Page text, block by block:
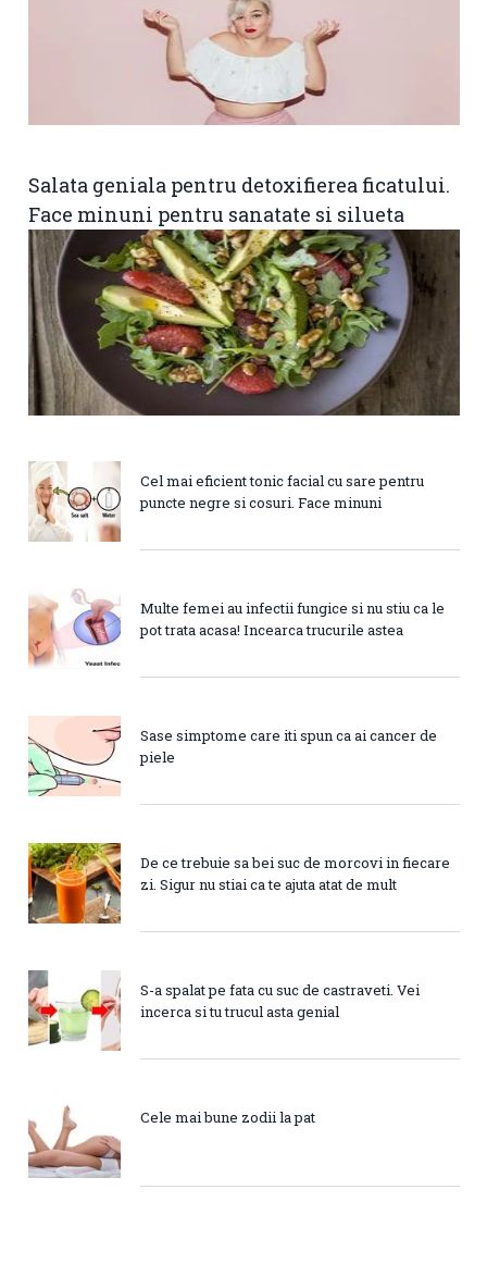
Salata geniala pentru detoxifierea ficatului.
Face minuni pentru sanatate si silueta
Cel mai eficient tonic facial cu sare pentru
puncte negre si cosuri. Face minuni
Multe femei au infectii fungice si nu stiu ca le
pot trata acasa! Incearca trucurile astea
Sase simptome care iti spun ca ai cancer de
piele
De ce trebuie sa bei suc de morcovi in fiecare
zi. Sigur nu stiai ca te ajuta atat de mult
S-a spalat pe fata cu suc de castraveti. Vei
incerca si tu trucul asta genial
Cele mai bune zodii la pat